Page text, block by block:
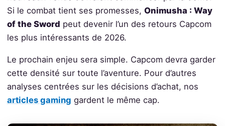
Si le combat tient ses promesses, Onimusha : Way
of the Sword peut devenir l’un des retours Capcom
les plus intéressants de 2026.
Le prochain enjeu sera simple. Capcom devra garder
cette densité sur toute l’aventure. Pour d’autres
analyses centrées sur les décisions d’achat, nos
articles gaming gardent le même cap.